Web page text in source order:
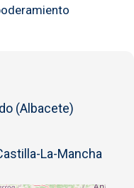
(Albacete)
La-Mancha